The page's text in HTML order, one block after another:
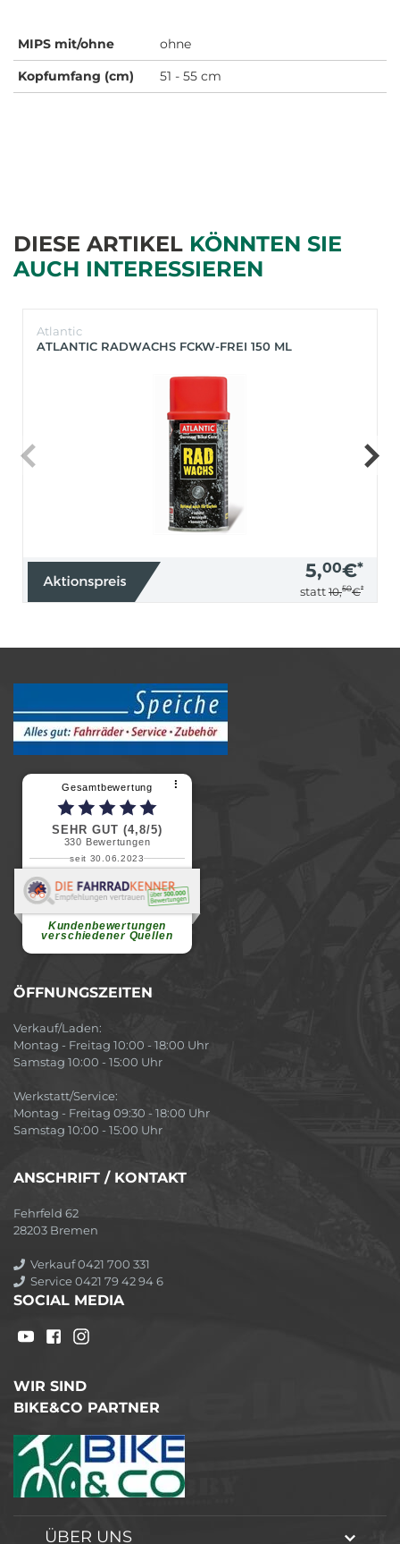
MIPS mit/ohne
ohne
Kopfumfang (cm)
51 - 55 cm
DIESE ARTIKEL KÖNNTEN SIE
AUCH INTERESSIEREN
Atlantic
ATLANTIC RADWACHS FCKW-FREI 150 ML
5,00€*
statt 10,50€*
Gesamtbewertung ⠇
SEHR GUT (4,8/5)
330 Bewertungen
seit 30.06.2023
Kundenbewertungen
verschiedener Quellen
Renate H.
Vielen Dank für ein herzliches
ÖFFNUNGSZEITEN
Verkauf/Laden:
Montag - Freitag 10:00 - 18:00 Uhr
Samstag 10:00 - 15:00 Uhr
Werkstatt/Service:
Montag - Freitag 09:30 - 18:00 Uhr
Samstag 10:00 - 15:00 Uhr
ANSCHRIFT / KONTAKT
Fehrfeld 62
28203 Bremen
Verkauf 0421 700 331
Service 0421 79 42 94 6
SOCIAL MEDIA
WIR SIND
BIKE&CO PARTNER
ÜBER UNS